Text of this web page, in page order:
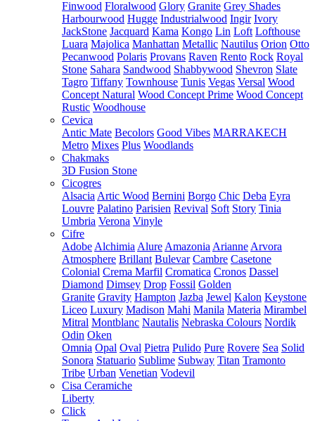
Finwood Floralwood Glory Granite Grey Shades
Harbourwood Hugge Industrialwood Ingir Ivory
JackStone Jacquard Kama Kongo Lin Loft Lofthouse
Luara Majolica Manhattan Metallic Nautilus Orion Otto
Pecanwood Polaris Provans Raven Rento Rock Royal
Stone Sahara Sandwood Shabbywood Shevron Slate
Tagro Tiffany Townhouse Tunis Vegas Versal Wood
Concept Natural Wood Concept Prime Wood Concept
Rustic Woodhouse
Cevica
Antic Mate Becolors Good Vibes MARRAKECH
Metro Mixes Plus Woodlands
Chakmaks
3D Fusion Stone
Cicogres
Alsacia Artic Wood Bernini Borgo Chic Deba Eyra
Louvre Palatino Parisien Revival Soft Story Tinia
Umbria Verona Vinyle
Cifre
Adobe Alchimia Alure Amazonia Arianne Arvora
Atmosphere Brillant Bulevar Cambre Casetone
Colonial Crema Marfil Cromatica Cronos Dassel
Diamond Dimsey Drop Fossil Golden
Granite Gravity Hampton Jazba Jewel Kalon Keystone
Liceo Luxury Madison Mahi Manila Materia Mirambel
Mitral Montblanc Nautalis Nebraska Colours Nordik
Odin Oken
Omnia Opal Oval Pietra Pulido Pure Rovere Sea Solid
Sonora Statuario Sublime Subway Titan Tramonto
Tribe Urban Venetian Vodevil
Cisa Ceramiche
Liberty
Click